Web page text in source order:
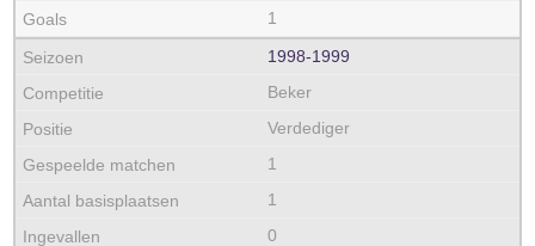
1
1998‑1999
Beker
Verdediger
1
1
0